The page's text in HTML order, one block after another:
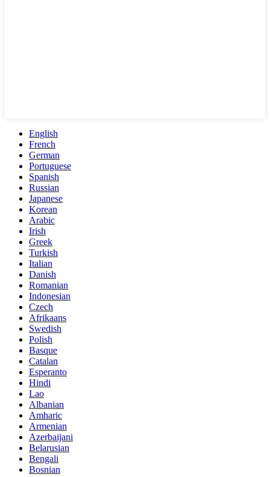
English
French
German
Portuguese
Spanish
Russian
Japanese
Korean
Arabic
Irish
Greek
Turkish
Italian
Danish
Romanian
Indonesian
Czech
Afrikaans
Swedish
Polish
Basque
Catalan
Esperanto
Hindi
Lao
Albanian
Amharic
Armenian
Azerbaijani
Belarusian
Bengali
Bosnian